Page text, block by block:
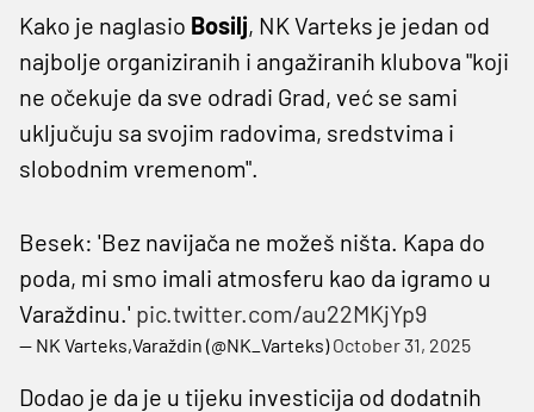
Kako je naglasio Bosilj, NK Varteks je jedan od
najbolje organiziranih i angažiranih klubova "koji
ne očekuje da sve odradi Grad, već se sami
uključuju sa svojim radovima, sredstvima i
slobodnim vremenom".
Besek: 'Bez navijača ne možeš ništa. Kapa do
poda, mi smo imali atmosferu kao da igramo u
Varaždinu.' pic.twitter.com/au22MKjYp9
— NK Varteks,Varaždin (@NK_Varteks)October 31, 2025
Dodao je da je u tijeku investicija od dodatnih